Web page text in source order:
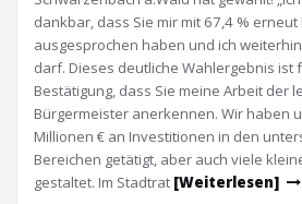
dankbar, dass Sie mir mit 67,4 %
ausgesprochen haben und ich
darf. Dieses deutliche Wahlergebnis ist
Bestätigung, dass Sie meine Arbeit der
Bürgermeister anerkennen. Wir haben
Millionen € an Investitionen in den
Bereichen getätigt, aber auch viele
gestaltet. Im Stadtrat [Weiterlesen]